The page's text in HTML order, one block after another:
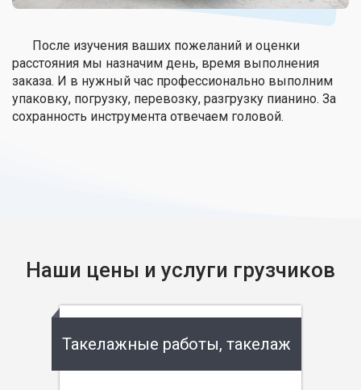
После изучения ваших пожеланий и оценки
расстояния мы назначим день, время выполнения
заказа. И в нужный час профессионально выполним
упаковку, погрузку, перевозку, разгрузку пианино. За
сохранность инструмента отвечаем головой.
Наши цены и услуги грузчиков
Такелажные работы, такелаж